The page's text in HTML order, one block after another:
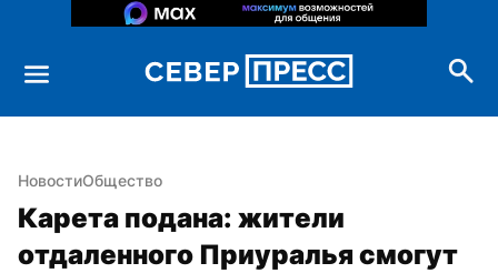
НовостиОбщество
Карета подана: жители
отдаленного Приуралья смогут